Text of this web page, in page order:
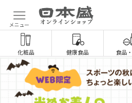
メニュー
化粧品 健康食品 食品・